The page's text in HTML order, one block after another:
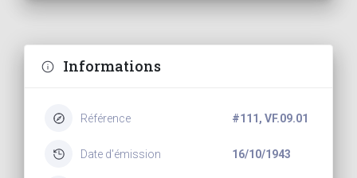
Informations
Référence #111, VF.09.01
Date d'émission 16/10/1943